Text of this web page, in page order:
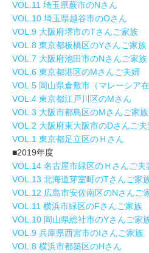
VOL.11 埼玉県蕨市のNさん
VOL.10 埼玉県越谷市のOさん
VOL.9 大阪府堺市のTさんご家族
VOL.8 東京都板橋区のYさんご家族
VOL.7 大阪府池田市のNさんご家族
VOL.6 東京都港区のMさんご夫婦
VOL.5 岡山県倉敷市（マレーシア
VOL.4 東京都江戸川区のMさん
VOL.3 大阪市都島区のMさんご家族
VOL.2 大阪府東大阪市のDさんご夫
VOL.1 東京都足立区のＨさん
■2019年度
VOL.14 名古屋市緑区のＨさんご夫
VOL.13 北海道芽室町のTさんご家
VOL.12 広島市安佐南区のNさんご
VOL.11 横浜市緑区のFさんご家族
VOL.10 岡山県総社市のYさんご家
VOL.9 兵庫県西宮市のIさんご家族
VOL.8 横浜市都築区のHさん